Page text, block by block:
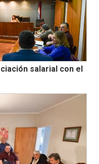
salarial con el